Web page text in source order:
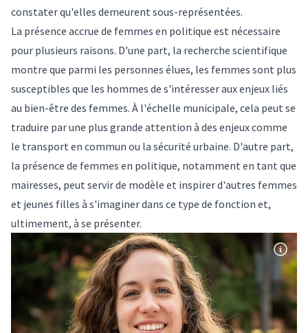
constater qu'elles demeurent sous-représentées.
La présence accrue de femmes en politique est nécessaire
pour plusieurs raisons. D'une part, la recherche scientifique
montre que parmi les personnes élues, les femmes sont plus
susceptibles que les hommes de s'intéresser aux enjeux liés
au bien-être des femmes. À l'échelle municipale, cela peut se
traduire par une plus grande attention à des enjeux comme
le transport en commun ou la sécurité urbaine. D'autre part,
la présence de femmes en politique, notamment en tant que
mairesses, peut servir de modèle et inspirer d'autres femmes
et jeunes filles à s'imaginer dans ce type de fonction et,
ultimement, à se présenter.